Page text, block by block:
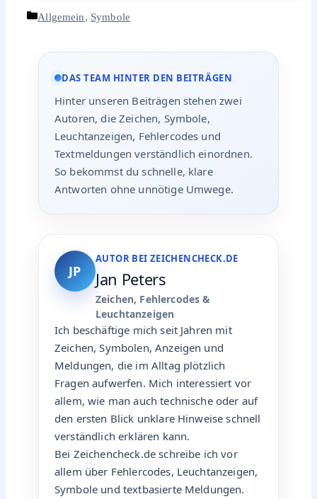
Kategorien
Allgemein, Symbole
DAS TEAM HINTER DEN BEITRÄGEN
Hinter unseren Beiträgen stehen zwei
Autoren, die Zeichen, Symbole,
Leuchtanzeigen, Fehlercodes und
Textmeldungen verständlich einordnen.
So bekommst du schnelle, klare
Antworten ohne unnötige Umwege.
JP
AUTOR BEI ZEICHENCHECK.DE
Jan Peters
Zeichen, Fehlercodes &
Leuchtanzeigen
Ich beschäftige mich seit Jahren mit
Zeichen, Symbolen, Anzeigen und
Meldungen, die im Alltag plötzlich
Fragen aufwerfen. Mich interessiert vor
allem, wie man auch technische oder auf
den ersten Blick unklare Hinweise schnell
verständlich erklären kann.
Bei Zeichencheck.de schreibe ich vor
allem über Fehlercodes, Leuchtanzeigen,
Symbole und textbasierte Meldungen.